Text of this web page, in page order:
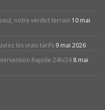
notre verdict terrain 10 mai
les vrais tarifs 9 mai 2026
Rapide 24h/24 8 mai